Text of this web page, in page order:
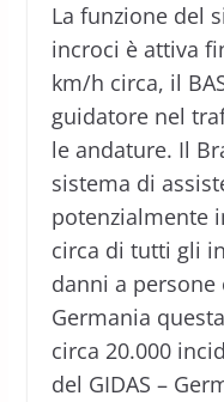
La funzione del
incroci è attiva
km/h circa, il
guidatore nel
le andature. Il
sistema di
potenzialmente
circa di tutti gli
danni a
Germania
circa 20.000
del GIDAS –